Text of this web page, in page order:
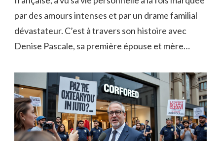
par des amours intenses et par un drame familial
dévastateur. C’est à travers son histoire avec
Denise Pascale, sa première épouse et mère…